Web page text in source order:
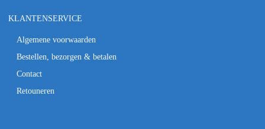
KLANTENSERVICE
Algemene voorwaarden
Bestellen, bezorgen & betalen
Contact
Retouneren